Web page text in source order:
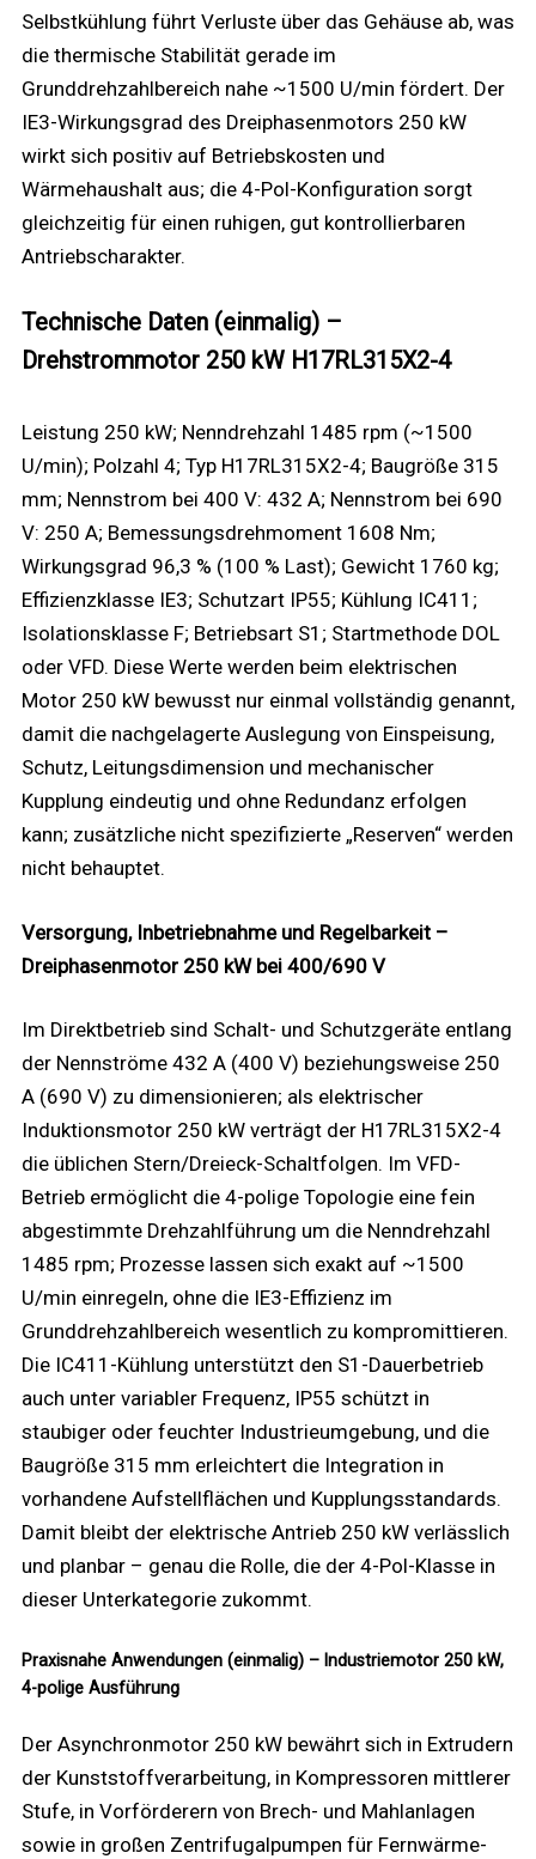
Selbstkühlung führt Verluste über das Gehäuse ab, was
die thermische Stabilität gerade im
Grunddrehzahlbereich nahe ~1500 U/min fördert. Der
IE3-Wirkungsgrad des Dreiphasenmotors 250 kW
wirkt sich positiv auf Betriebskosten und
Wärmehaushalt aus; die 4-Pol-Konfiguration sorgt
gleichzeitig für einen ruhigen, gut kontrollierbaren
Antriebscharakter.
Technische Daten (einmalig) –
Drehstrommotor 250 kW H17RL315X2-4
Leistung 250 kW; Nenndrehzahl 1485 rpm (~1500
U/min); Polzahl 4; Typ H17RL315X2-4; Baugröße 315
mm; Nennstrom bei 400 V: 432 A; Nennstrom bei 690
V: 250 A; Bemessungsdrehmoment 1608 Nm;
Wirkungsgrad 96,3 % (100 % Last); Gewicht 1760 kg;
Effizienzklasse IE3; Schutzart IP55; Kühlung IC411;
Isolationsklasse F; Betriebsart S1; Startmethode DOL
oder VFD. Diese Werte werden beim elektrischen
Motor 250 kW bewusst nur einmal vollständig genannt,
damit die nachgelagerte Auslegung von Einspeisung,
Schutz, Leitungsdimension und mechanischer
Kupplung eindeutig und ohne Redundanz erfolgen
kann; zusätzliche nicht spezifizierte „Reserven“ werden
nicht behauptet.
Versorgung, Inbetriebnahme und Regelbarkeit –
Dreiphasenmotor 250 kW bei 400/690 V
Im Direktbetrieb sind Schalt- und Schutzgeräte entlang
der Nennströme 432 A (400 V) beziehungsweise 250
A (690 V) zu dimensionieren; als elektrischer
Induktionsmotor 250 kW verträgt der H17RL315X2-4
die üblichen Stern/Dreieck-Schaltfolgen. Im VFD-
Betrieb ermöglicht die 4-polige Topologie eine fein
abgestimmte Drehzahlführung um die Nenndrehzahl
1485 rpm; Prozesse lassen sich exakt auf ~1500
U/min einregeln, ohne die IE3-Effizienz im
Grunddrehzahlbereich wesentlich zu kompromittieren.
Die IC411-Kühlung unterstützt den S1-Dauerbetrieb
auch unter variabler Frequenz, IP55 schützt in
staubiger oder feuchter Industrieumgebung, und die
Baugröße 315 mm erleichtert die Integration in
vorhandene Aufstellflächen und Kupplungsstandards.
Damit bleibt der elektrische Antrieb 250 kW verlässlich
und planbar – genau die Rolle, die der 4-Pol-Klasse in
dieser Unterkategorie zukommt.
Praxisnahe Anwendungen (einmalig) – Industriemotor 250 kW,
4-polige Ausführung
Der Asynchronmotor 250 kW bewährt sich in Extrudern
der Kunststoffverarbeitung, in Kompressoren mittlerer
Stufe, in Vorförderern von Brech- und Mahlanlagen
sowie in großen Zentrifugalpumpen für Fernwärme-